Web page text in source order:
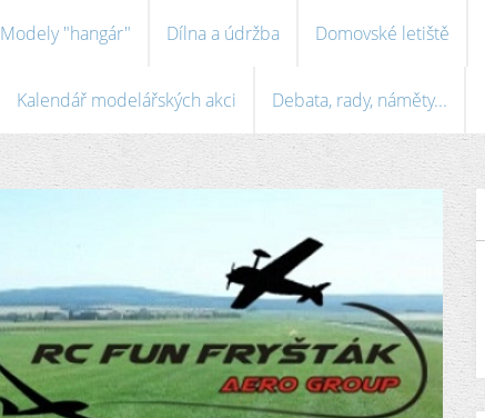
Modely "hangár" Dílna a údržba Domovské letiště
Kalendář modelářských akci Debata, rady, náměty...